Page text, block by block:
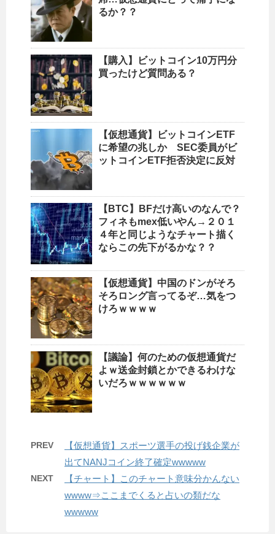
るか？？
【購入】ビットコイン10万円分
買ったけど質問ある？
【仮想通貨】ビットコインETF
に希望の兆しか SEC委員がビ
ットコインETF拒否決定に反対
【BTC】BFだけ高いのなんで？
フィネもmex低いやん→２０１
４年と同じようなチャート描く
ならこの先下がるかな？？
【仮想通貨】中国のドンがそろ
そろロング言ってるぞ…気をつ
けろｗｗｗｗ
【議論】何のための仮想通貨だ
よｗ送金封鎖とかできるわけな
いだろｗｗｗｗｗｗ
PREV
【仮想通貨】スポーツ選手の投げ銭企業が
出てNANJコイン終了確定wwwww
NEXT
【チャート】このチャート意味分かんない
wwww⇒ここまでくると占いの類だな
wwwww